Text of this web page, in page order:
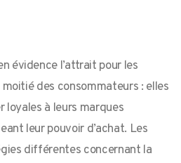
évidence l’attrait pour les
des consommateurs : elles
à leurs marques
leur pouvoir d’achat. Les
différentes concernant la